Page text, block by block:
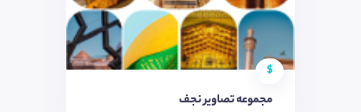
$
مجموعه تصاویر نجف